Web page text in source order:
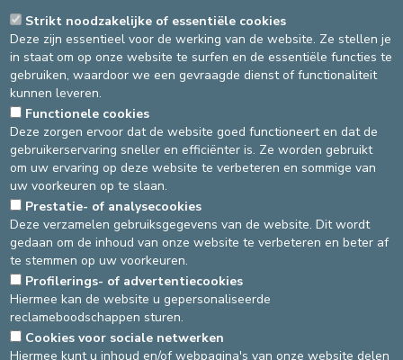
25/04/2023
vaccination en Wallonie et à Bruxelles pas du tout à jour:
résultat, beaucoup de gens oublient leur rappel- Interview Dr
Tayeb Slaouti, Pediatrie
11/07/2022- RTBF info -
et coups de soleil- Interview Dr Brigitte Verbruggen, Pediatrie
MEER INFORMATIE
Folders
Laatste update : 12/07/2022
Source
Service communication
Dernière modification
04/10/2024
DEVELOP / REDUCE
Strikt noodzakelijke of essentiële cookies
Deze zijn essentieel voor de werking van de website. Ze stellen je
in staat om op onze website te surfen en de essentiële functies te
gebruiken, waardoor we een gevraagde dienst of functionaliteit
kunnen leveren.
Functionele cookies
Deze zorgen ervoor dat de website goed functioneert en dat de
gebruikerservaring sneller en efficiënter is. Ze worden gebruikt
om uw ervaring op deze website te verbeteren en sommige van
uw voorkeuren op te slaan.
Prestatie- of analysecookies
Deze verzamelen gebruiksgegevens van de website. Dit wordt
gedaan om de inhoud van onze website te verbeteren en beter af
te stemmen op uw voorkeuren.
Profilerings- of advertentiecookies
Hiermee kan de website u gepersonaliseerde
reclameboodschappen sturen.
Cookies voor sociale netwerken
Hiermee kunt u inhoud en/of webpagina's van onze website delen